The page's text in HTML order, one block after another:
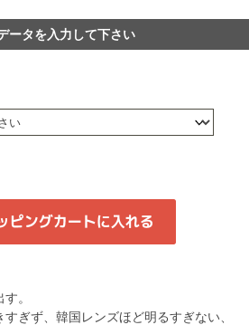
ータを入力して下さい
。
ぎず、韓国レンズほど明るすぎない、